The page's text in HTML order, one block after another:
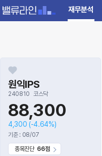
재무분석
원익IPS
240810 코스닥
88,300
4,300 (-4.64%)
기준 : 08/07
종목진단 66점